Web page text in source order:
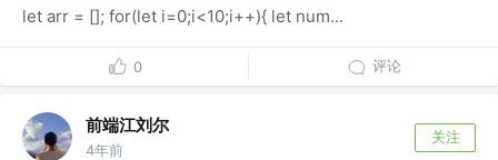
let arr = []; for(let i=0;i<10;i++){ let num...
0 评论
前端江刘尔
4年前
关注